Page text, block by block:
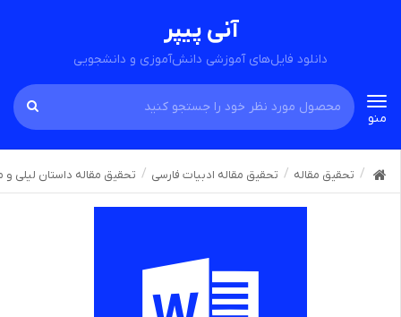
آنی پیپر
دانلود فایل‌های آموزشی دانش‌آموزی و دانشجویی
Toggle
navigation
منو
تحقیق مقاله تحقیق مقاله ادبیات فارسی تحقیق مقاله داستان لیلی